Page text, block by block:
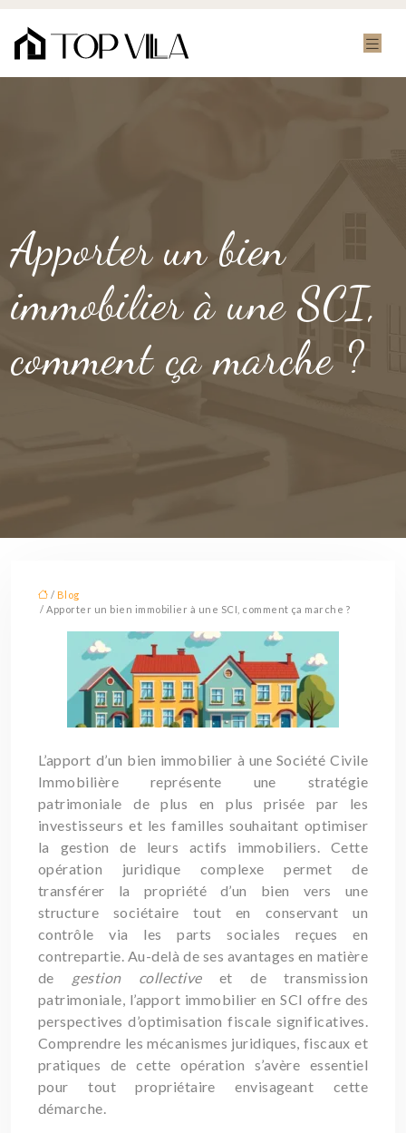
Apporter un bien
immobilier à une SCI,
comment ça marche ?
/ Blog
/ Apporter un bien immobilier à une SCI, comment ça marche ?
L’apport d’un bien immobilier à une Société Civile
Immobilière représente une stratégie
patrimoniale de plus en plus prisée par les
investisseurs et les familles souhaitant optimiser
la gestion de leurs actifs immobiliers. Cette
opération juridique complexe permet de
transférer la propriété d’un bien vers une
structure sociétaire tout en conservant un
contrôle via les parts sociales reçues en
contrepartie. Au-delà de ses avantages en matière
de gestion collective et de transmission
patrimoniale, l’apport immobilier en SCI offre des
perspectives d’optimisation fiscale significatives.
Comprendre les mécanismes juridiques, fiscaux et
pratiques de cette opération s’avère essentiel
pour tout propriétaire envisageant cette
démarche.